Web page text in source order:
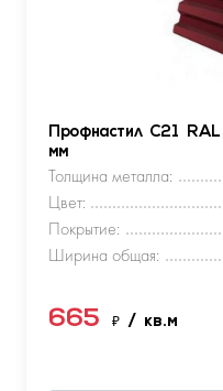
Профнастил С21
мм
Толщина металла:
Цвет:
Покрытие:
Ширина общая:
665 ₽ / кв.м